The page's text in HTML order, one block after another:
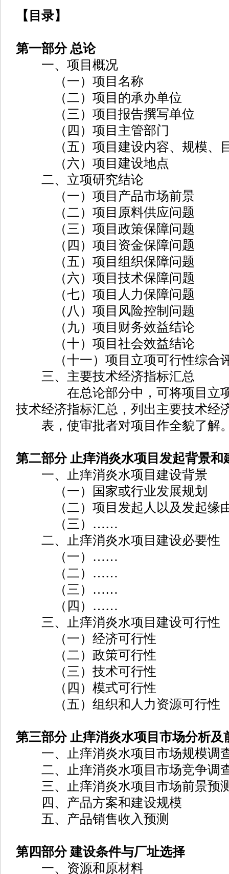
【目录】
第一部分 总论
一、项目概况
（一）项目名称
（二）项目的承办单位
（三）项目报告撰写单位
（四）项目主管部门
（五）项目建设内容、规模、
（六）项目建设地点
二、立项研究结论
（一）项目产品市场前景
（二）项目原料供应问题
（三）项目政策保障问题
（四）项目资金保障问题
（五）项目组织保障问题
（六）项目技术保障问题
（七）项目人力保障问题
（八）项目风险控制问题
（九）项目财务效益结论
（十）项目社会效益结论
（十一）项目立项可行性综合
三、主要技术经济指标汇总
在总论部分中，可将项目立项
技术经济指标汇总，列出主要技术经
表，使审批者对项目作全貌了解
第二部分 止痒消炎水项目发起背景和
一、止痒消炎水项目建设背景
（一）国家或行业发展规划
（二）项目发起人以及发起缘
（三）……
二、止痒消炎水项目建设必要性
（一）……
（二）……
（三）……
（四）……
三、止痒消炎水项目建设可行性
（一）经济可行性
（二）政策可行性
（三）技术可行性
（四）模式可行性
（五）组织和人力资源可行性
第三部分 止痒消炎水项目市场分析及
一、止痒消炎水项目市场规模调
二、止痒消炎水项目市场竞争调
三、止痒消炎水项目市场前景预
四、产品方案和建设规模
五、产品销售收入预测
第四部分 建设条件与厂址选择
一、资源和原材料